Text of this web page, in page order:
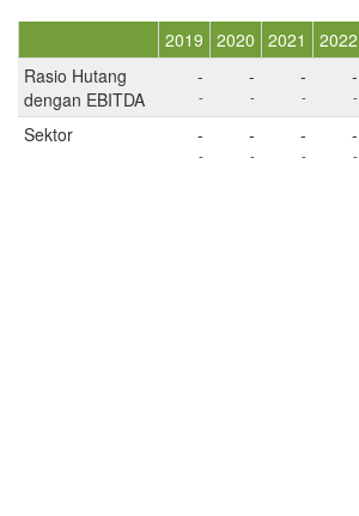
2019 2020 2021 2022
Rasio Hutang
dengan EBITDA
-
-
-
-
-
-
-
-
Sektor -
-
-
-
-
-
-
-